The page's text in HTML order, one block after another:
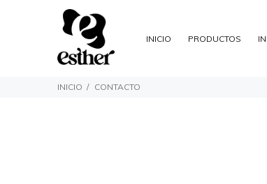
INICIO PRODUCTOS
INICIO CONTACTO